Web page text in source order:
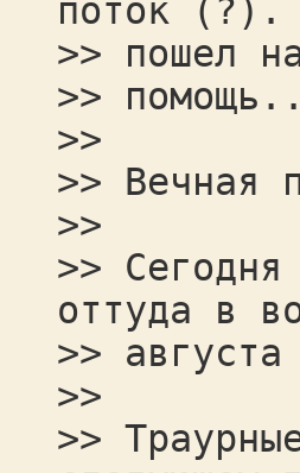
поток (?).
>> пошел
>>
>>
>> Вечная
>>
>>
оттуда в
>>
>>
>>